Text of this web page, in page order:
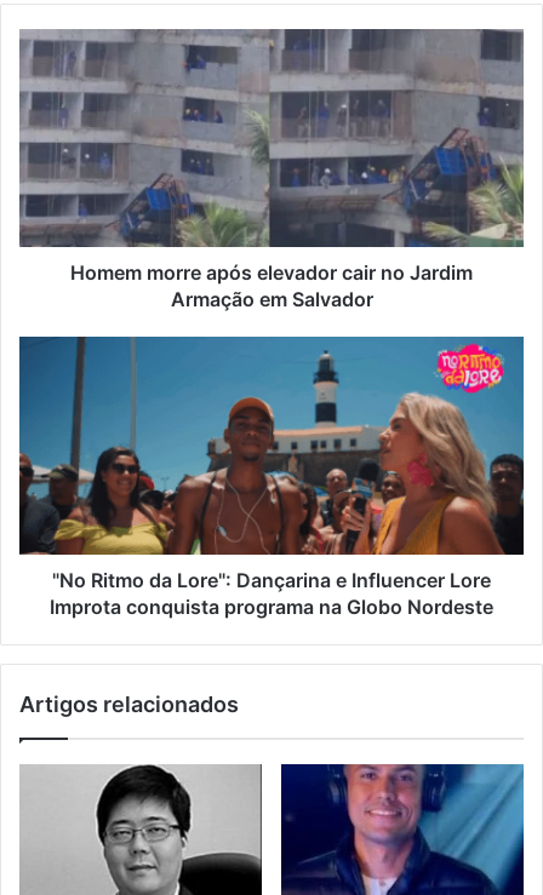
Homem morre após elevador cair no Jardim
Armação em Salvador
"No Ritmo da Lore": Dançarina e Influencer Lore
Improta conquista programa na Globo Nordeste
Artigos relacionados